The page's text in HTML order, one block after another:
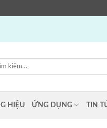
HIỆU ỨNG DỤNG TIN